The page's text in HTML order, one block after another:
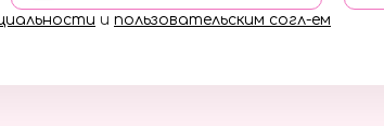
и пользовательским согл-ем